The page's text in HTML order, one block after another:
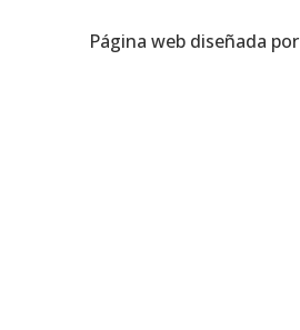
Página web diseñada por